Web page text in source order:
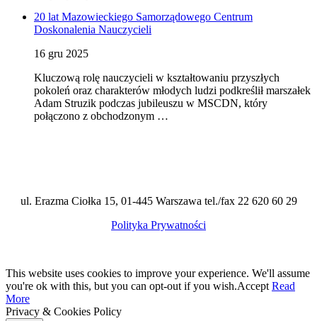
20 lat Mazowieckiego Samorządowego Centrum
Doskonalenia Nauczycieli
16 gru 2025
Kluczową rolę nauczycieli w kształtowaniu przyszłych
pokoleń oraz charakterów młodych ludzi podkreślił marszałek
Adam Struzik podczas jubileuszu w MSCDN, który
połączono z obchodzonym …
ul. Erazma Ciołka 15, 01-445 Warszawa tel./fax 22 620 60 29
Polityka Prywatności
This website uses cookies to improve your experience. We'll assume
you're ok with this, but you can opt-out if you wish.Accept Read
More
Privacy & Cookies Policy